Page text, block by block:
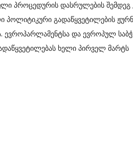
პროცედურის დასრულების შემდეგ
გადაწყვეტილების
ევროპარლამენტსა და ევროპულ
ხელი პირველ მარტს